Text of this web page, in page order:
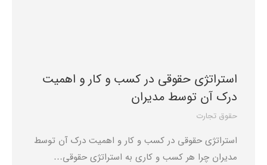
استراتژی حقوقی در کسب و کار و اهمیت
درک آن توسط مدیران
حقوق تجارت
استراتژی حقوقی در کسب و کار و اهمیت درک آن توسط
مدیران چرا هر کسب ‌و کاری به استراتژی حقوقی…